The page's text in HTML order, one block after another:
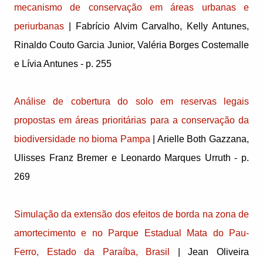
mecanismo de conservação em áreas urbanas e
periurbanas | Fabrício Alvim Carvalho, Kelly Antunes,
Rinaldo Couto Garcia Junior, Valéria Borges Costemalle
e Lívia Antunes - p. 255
Análise de cobertura do solo em reservas legais
propostas em áreas prioritárias para a conservação da
biodiversidade no bioma Pampa | Arielle Both Gazzana,
Ulisses Franz Bremer e Leonardo Marques Urruth - p.
269
Simulação da extensão dos efeitos de borda na zona de
amortecimento e no Parque Estadual Mata do Pau-
Ferro, Estado da Paraíba, Brasil
| Jean Oliveira